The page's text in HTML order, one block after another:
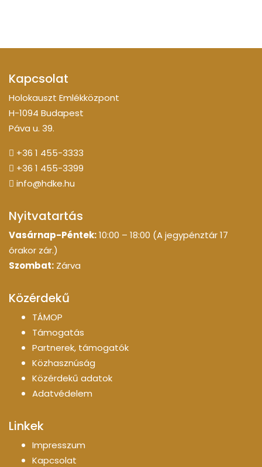
Kapcsolat
Holokauszt Emlékközpont
H-1094 Budapest
Páva u. 39.
+36 1 455-3333
+36 1 455-3399
info@hdke.hu
Nyitvatartás
Vasárnap-Péntek:10:00 – 18:00 (A jegypénztár 17
órakor zár.)
Szombat: Zárva
Közérdekű
TÁMOP
Támogatás
Partnerek, támogatók
Közhasznúság
Közérdekű adatok
Adatvédelem
Linkek
Impresszum
Kapcsolat